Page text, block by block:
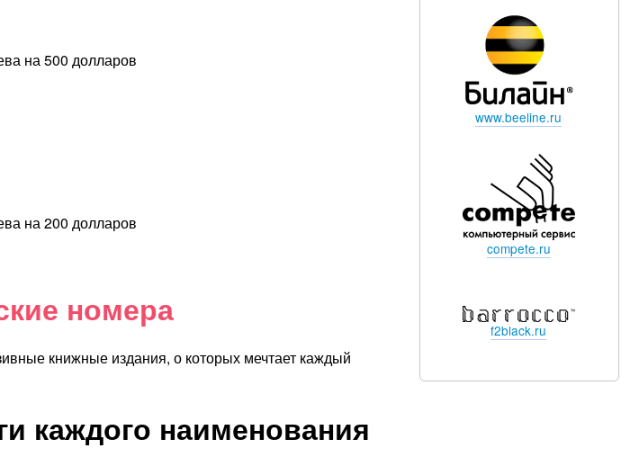
на 500 долларов
на 200 долларов
номера
книжные издания, о которых мечтает каждый
каждого наименования
www.beeline.ru
compete.ru
f2black.ru